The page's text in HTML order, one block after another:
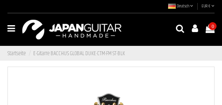
Deutsch EUR €
0
Startseite E-Gitarre BACCHUS GLOBAL DUKE-CTM-FM ST-BLK